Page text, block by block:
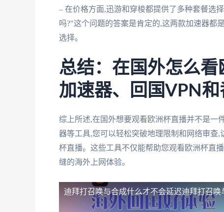
– 在价格方面,迅游和穿梭都提供了多种套餐选
吗?"这个问题的答案是肯定的,这两款加速器都
选择。
总结：在国外怎么
加速器、回国VPN
综上所述,在国外想要观看欧洲杯直播并不是一
器等工具,您可以轻松突破地理限制和网络审查
杯直播。这些工具不仅能帮助您观看欧洲杯直
缝的海外上网体验。
迪拜打召唤与合成什么才不会延迟迪拜打召唤